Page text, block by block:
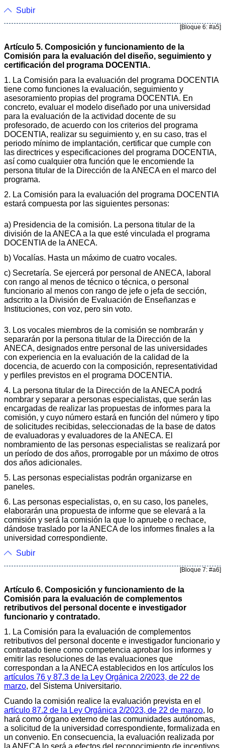
Subir
[Bloque 6: #a5]
Artículo 5. Composición y funcionamiento de la
Comisión para la evaluación del diseño, seguimiento y
certificación del programa DOCENTIA.
1. La Comisión para la evaluación del programa DOCENTIA
tiene como funciones la evaluación, seguimiento y
asesoramiento propias del programa DOCENTIA. En
concreto, evaluar el modelo diseñado por una universidad
para la evaluación de la actividad docente de su
profesorado, de acuerdo con los criterios del programa
DOCENTIA, realizar su seguimiento y, en su caso, tras el
periodo mínimo de implantación, certificar que cumple con
las directrices y especificaciones del programa DOCENTIA,
así como cualquier otra función que le encomiende la
persona titular de la Dirección de la ANECA en el marco del
programa.
2. La Comisión para la evaluación del programa DOCENTIA
estará compuesta por las siguientes personas:
a) Presidencia de la comisión. La persona titular de la
división de la ANECA a la que esté vinculada el programa
DOCENTIA de la ANECA.
b) Vocalías. Hasta un máximo de cuatro vocales.
c) Secretaría. Se ejercerá por personal de ANECA, laboral
con rango al menos de técnico o técnica, o personal
funcionario al menos con rango de jefe o jefa de sección,
adscrito a la División de Evaluación de Enseñanzas e
Instituciones, con voz, pero sin voto.
3. Los vocales miembros de la comisión se nombrarán y
separarán por la persona titular de la Dirección de la
ANECA, designados entre personal de las universidades
con experiencia en la evaluación de la calidad de la
docencia, de acuerdo con la composición, representatividad
y perfiles previstos en el programa DOCENTIA.
4. La persona titular de la Dirección de la ANECA podrá
nombrar y separar a personas especialistas, que serán las
encargadas de realizar las propuestas de informes para la
comisión, y cuyo número estará en función del número y tipo
de solicitudes recibidas, seleccionadas de la base de datos
de evaluadoras y evaluadores de la ANECA. El
nombramiento de las personas especialistas se realizará por
un período de dos años, prorrogable por un máximo de otros
dos años adicionales.
5. Las personas especialistas podrán organizarse en
paneles.
6. Las personas especialistas, o, en su caso, los paneles,
elaborarán una propuesta de informe que se elevará a la
comisión y será la comisión la que lo apruebe o rechace,
dándose traslado por la ANECA de los informes finales a la
universidad correspondiente.
Subir
[Bloque 7: #a6]
Artículo 6. Composición y funcionamiento de la
Comisión para la evaluación de complementos
retributivos del personal docente e investigador
funcionario y contratado.
1. La Comisión para la evaluación de complementos
retributivos del personal docente e investigador funcionario y
contratado tiene como competencia aprobar los informes y
emitir las resoluciones de las evaluaciones que
correspondan a la ANECA establecidos en los artículos los
artículos 76 y 87.3 de la Ley Orgánica 2/2023, de 22 de
marzo, del Sistema Universitario.
Cuando la comisión realice la evaluación prevista en el
artículo 87.2 de la Ley Orgánica 2/2023, de 22 de marzo, lo
hará como órgano externo de las comunidades autónomas,
a solicitud de la universidad correspondiente, formalizada en
un convenio. En consecuencia, la evaluación realizada por
la ANECA lo será a efectos del reconocimiento de incentivos